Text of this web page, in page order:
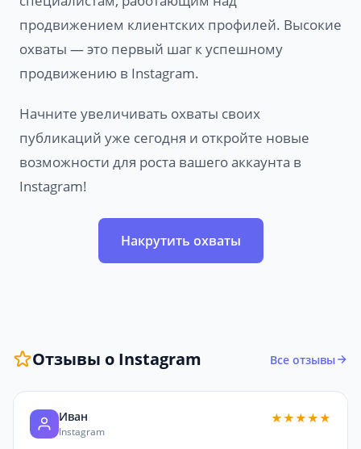
продвижением клиентских профилей. Высокие
охваты — это первый шаг к успешному
продвижению в Instagram.
Начните увеличивать охваты своих
публикаций уже сегодня и откройте новые
возможности для роста вашего аккаунта в
Instagram!
Накрутить охваты
Отзывы о Instagram Все отзывы
Иван
Instagram
★★★★★